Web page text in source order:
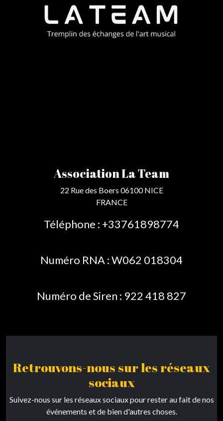
Association La Team
22 Rue des Boers 06100 NICE
FRANCE
Téléphone : +33761898774
Numéro RNA : W062 018304
Numéro de Siren : 922 418 827
Retrouvons-nous sur les réseaux
sociaux
Suivez-nous sur les réseaux sociaux pour rester au fait de nos
événements et de bien d'autres choses.